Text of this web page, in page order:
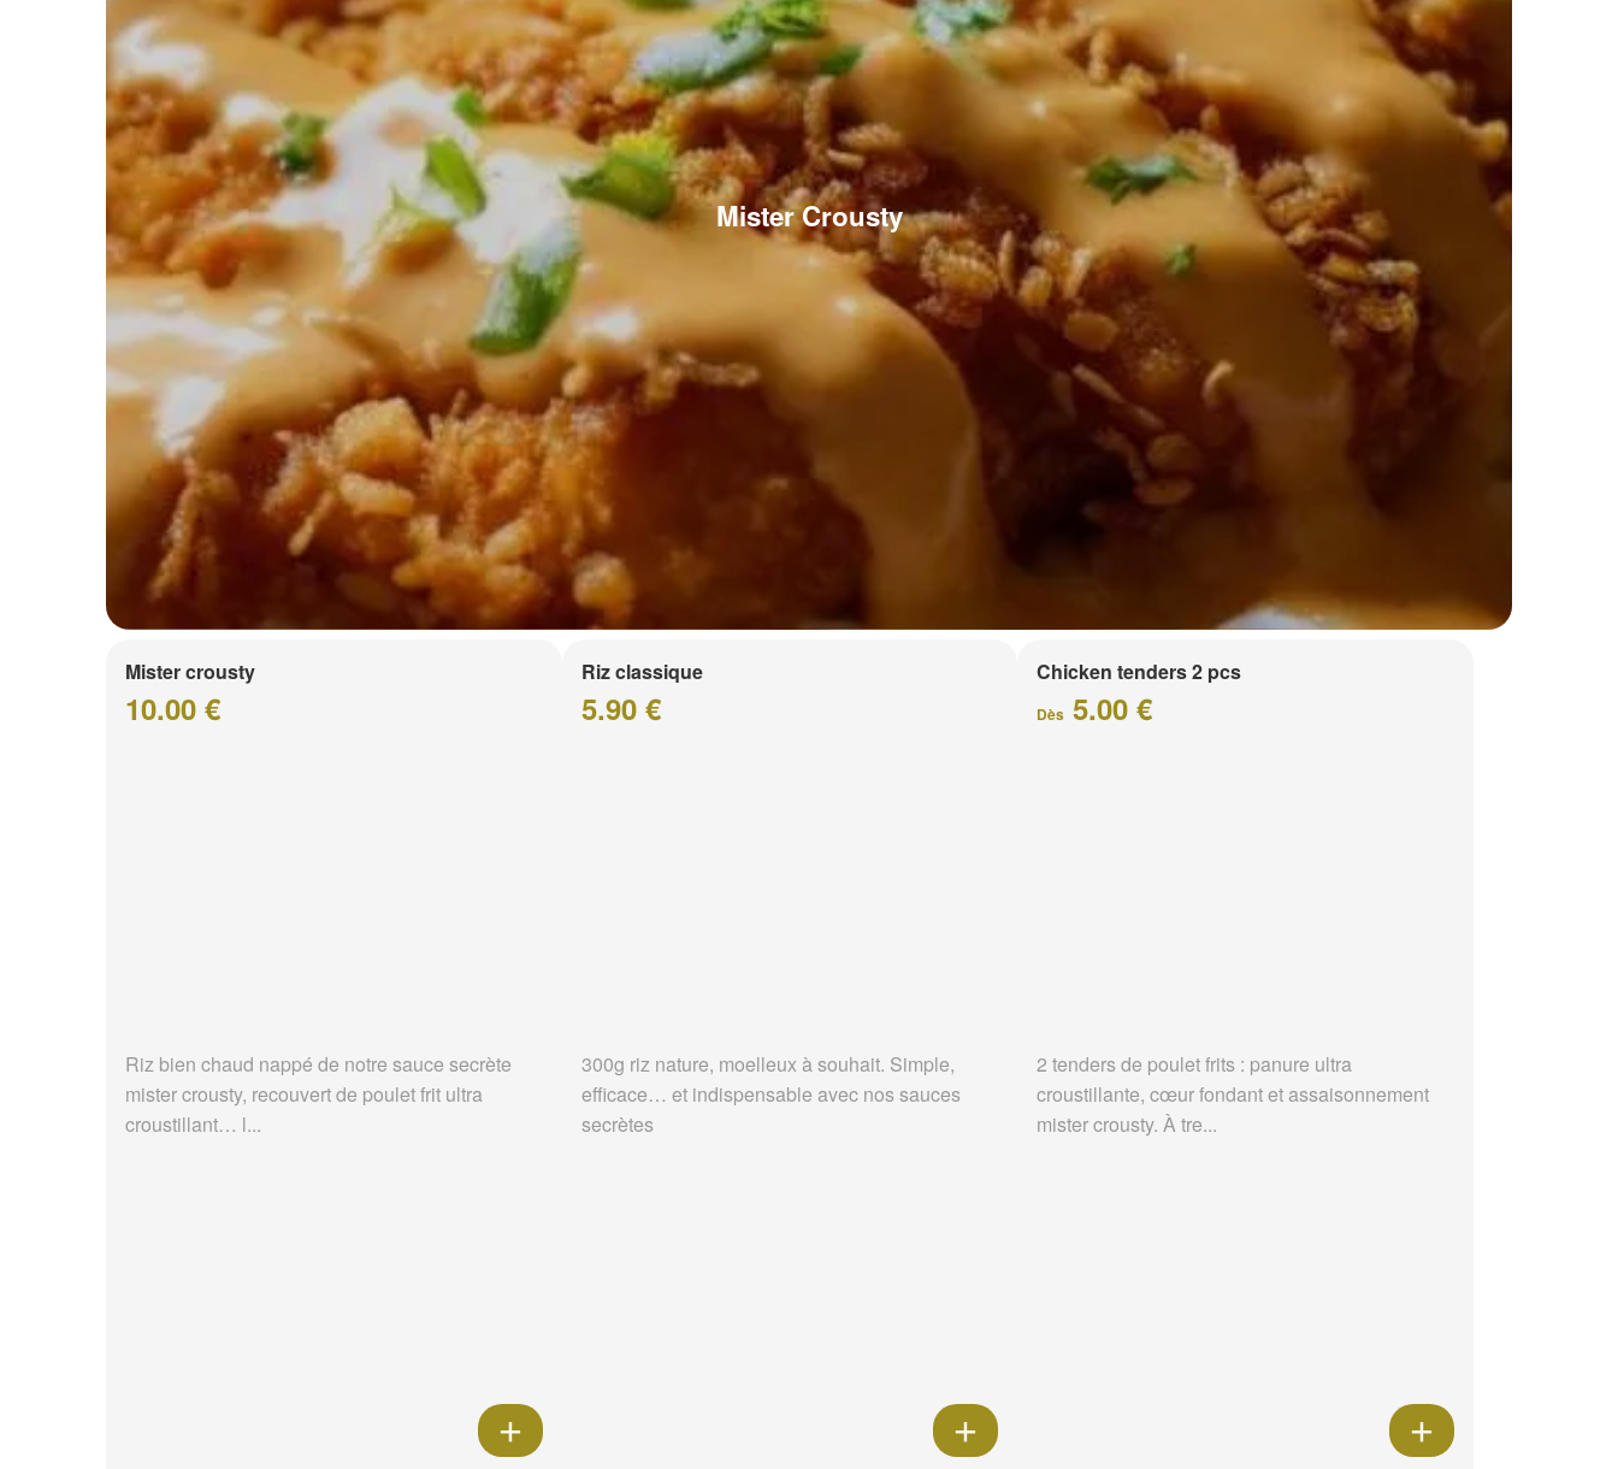
Mister Crousty
Mister crousty
10.00 €
Riz bien chaud nappé de notre sauce secrète
mister crousty, recouvert de poulet frit ultra
croustillant… l...
Riz classique
5.90 €
300g riz nature, moelleux à souhait. Simple,
efficace… et indispensable avec nos sauces
secrètes
Chicken tenders 2 pcs
Dès 5.00 €
2 tenders de poulet frits : panure ultra
croustillante, cœur fondant et assaisonnement
mister crousty. À tre...